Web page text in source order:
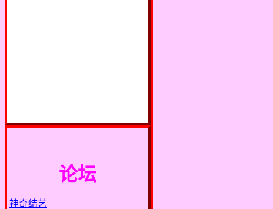
论坛
神奇结艺